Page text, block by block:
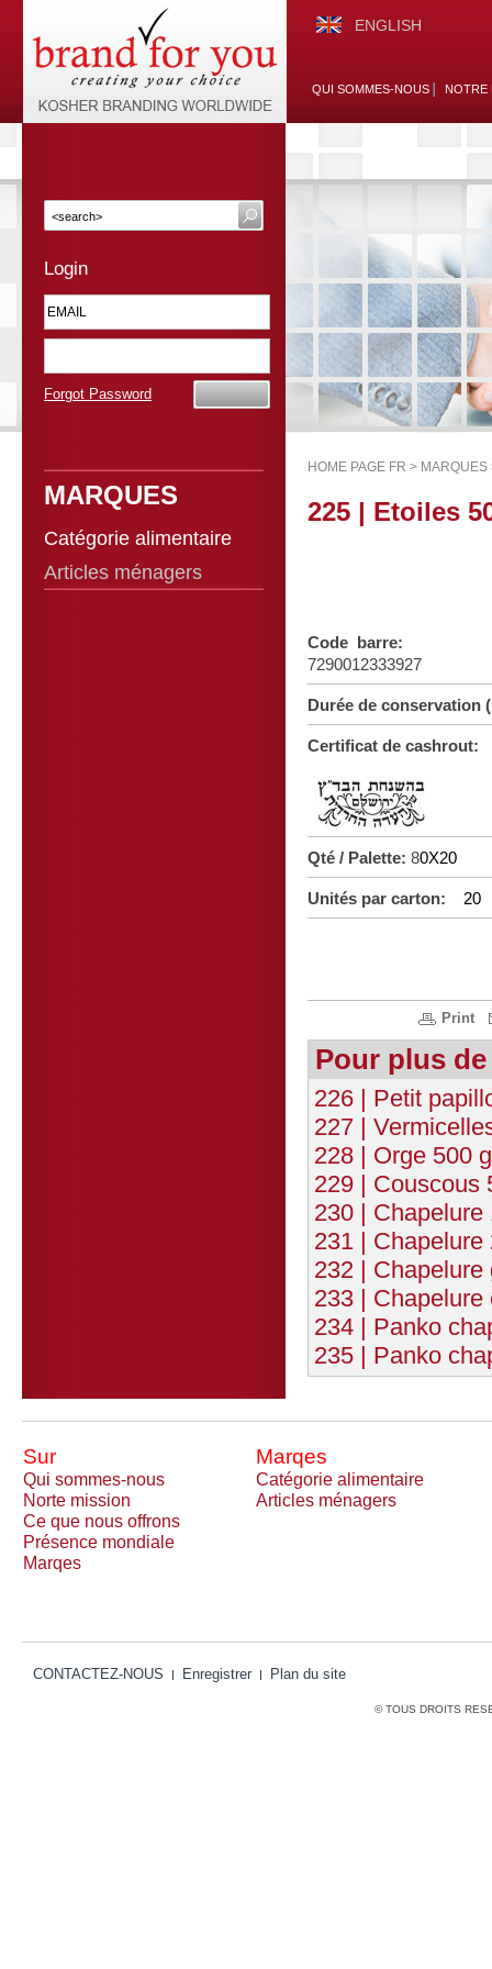
ENGLISH
QUI SOMMES-NOUS NOTRE
Login
Forgot Password
MARQUES
Catégorie alimentaire
Articles ménagers
HOME PAGE FR > MARQUES
225 | Etoiles
Code barre:
7290012333927
Durée de
Certificat de cashrout:
Qté / Palette: 80X20
Unités par carton: 20
Print
Pour plus
226 | Petit
227 |
228 | Orge 500
229 | Couscous
230 | Chapelure
231 | Chapelure
232 |
233 | Chapelure
234 | Panko
235 | Panko
Sur Marqes
Qui sommes-nous
Catégorie alimentaire
Norte mission
Articles ménagers
Ce que nous offrons
Présence mondiale
Marqes
CONTACTEZ-NOUS Enregistrer Plan du site
© TOUS DROITS